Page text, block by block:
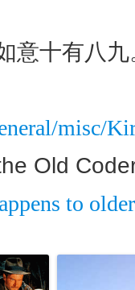
意十有八九
misc/
Old
to